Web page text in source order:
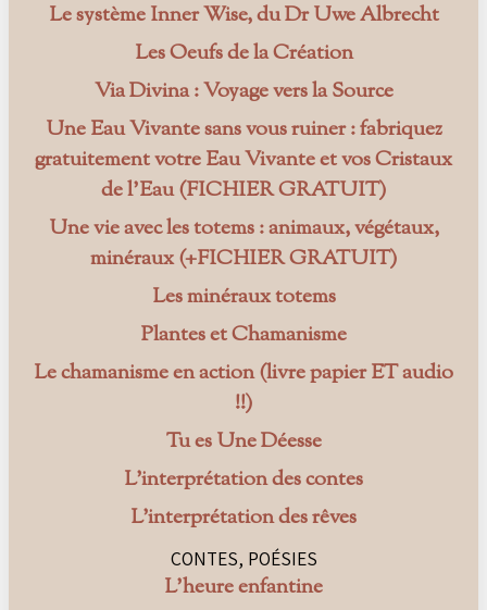
Le système Inner Wise, du Dr Uwe Albrecht
Les Oeufs de la Création
Via Divina : Voyage vers la Source
Une Eau Vivante sans vous ruiner : fabriquez
gratuitement votre Eau Vivante et vos Cristaux
de l’Eau (FICHIER GRATUIT)
Une vie avec les totems : animaux, végétaux,
minéraux (+FICHIER GRATUIT)
Les minéraux totems
Plantes et Chamanisme
Le chamanisme en action (livre papier ET audio
!!)
Tu es Une Déesse
L’interprétation des contes
L’interprétation des rêves
CONTES, POÉSIES
L’heure enfantine